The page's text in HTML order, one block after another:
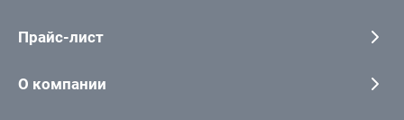
Прайс-лист
О компании